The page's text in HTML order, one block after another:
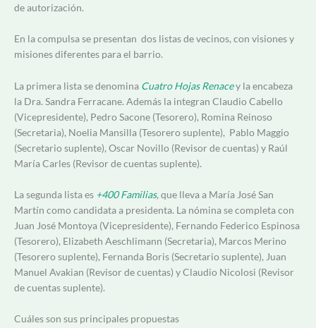
de autorización.
En la compulsa se presentan dos listas de vecinos, con visiones y
misiones diferentes para el barrio.
La primera lista se denomina Cuatro Hojas Renacey la encabeza
la Dra. Sandra Ferracane. Además la integran Claudio Cabello
(Vicepresidente), Pedro Sacone (Tesorero), Romina Reinoso
(Secretaria), Noelia Mansilla (Tesorero suplente), Pablo Maggio
(Secretario suplente), Oscar Novillo (Revisor de cuentas) y Raúl
María Carles (Revisor de cuentas suplente).
La segunda lista es +400 Familias,que lleva a María José San
Martín como candidata a presidenta. La nómina se completa con
Juan José Montoya (Vicepresidente), Fernando Federico Espinosa
(Tesorero), Elizabeth Aeschlimann (Secretaria), Marcos Merino
(Tesorero suplente), Fernanda Boris (Secretario suplente), Juan
Manuel Avakian (Revisor de cuentas) y Claudio Nicolosi (Revisor
de cuentas suplente).
Cuáles son sus principales propuestas